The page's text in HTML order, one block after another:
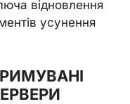
відновлення
усунення